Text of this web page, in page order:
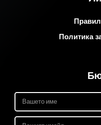
Политика